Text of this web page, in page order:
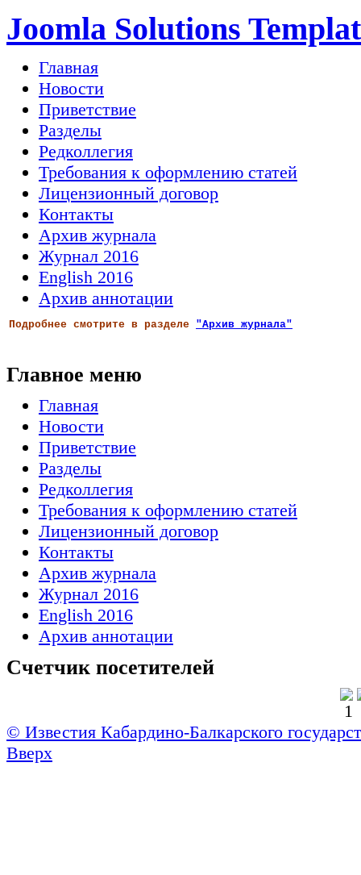
Joomla Solutions
Главная
Новости
Приветствие
Разделы
Редколлегия
Требования к оформлению статей
Лицензионный договор
Контакты
Архив журнала
Журнал 2016
English 2016
Архив аннотации
Подробнее смотрите в разделе "Архив журнала"
Главное меню
Главная
Новости
Приветствие
Разделы
Редколлегия
Требования к оформлению статей
Лицензионный договор
Контакты
Архив журнала
Журнал 2016
English 2016
Архив аннотации
Счетчик посетителей
© Известия Кабардино-Балкарского
Вверх